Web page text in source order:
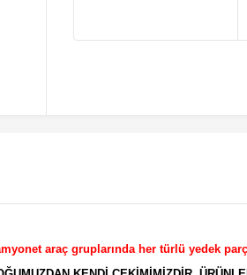
araç gruplarında her türlü yedek